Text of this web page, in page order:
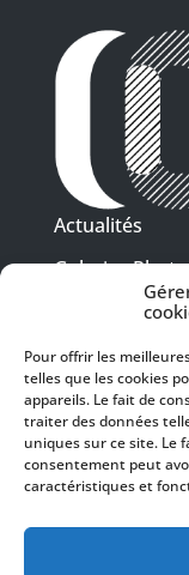
Pour offrir les
telles que les cookies
appareils. Le fait de
traiter des données
uniques sur ce site. Le
consentement peut
caractéristiques et
Actualités
Galeries
Vidéothèque
Presse
Programme PDF
Billetterie
Recrutement
Mentions
SUIVEZ-